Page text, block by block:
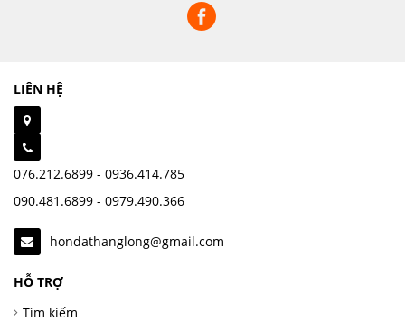
LIÊN HỆ
076.212.6899 - 0936.414.785
090.481.6899 - 0979.490.366
hondathanglong@gmail.com
HỖ TRỢ
Tìm kiếm